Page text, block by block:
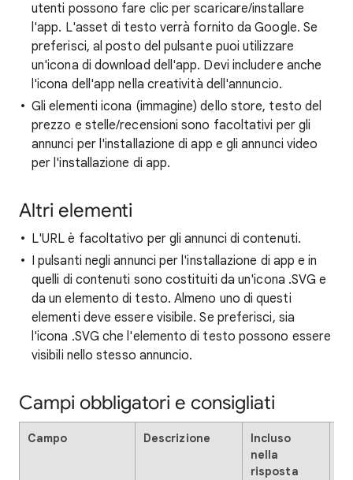
utenti possono fare clic per scaricare/installare
l'app. L'asset di testo verrà fornito da Google. Se
preferisci, al posto del pulsante puoi utilizzare
un'icona di download dell'app. Devi includere anche
l'icona dell'app nella creatività dell'annuncio.
Gli elementi icona (immagine) dello store, testo del
prezzo e stelle/recensioni sono facoltativi per gli
annunci per l'installazione di app e gli annunci video
per l'installazione di app.
Altri elementi
L'URL è facoltativo per gli annunci di contenuti.
I pulsanti negli annunci per l'installazione di app e in
quelli di contenuti sono costituiti da un'icona .SVG e
da un elemento di testo. Almeno uno di questi
elementi deve essere visibile. Se preferisci, sia
l'icona .SVG che l'elemento di testo possono essere
visibili nello stesso annuncio.
Campi obbligatori e consigliati
Campo Descrizione
Incluso
nella
risposta